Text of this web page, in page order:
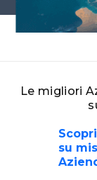
Le migliori
su